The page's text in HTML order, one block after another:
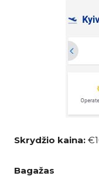
Skrydžio kaina:
Bagažas